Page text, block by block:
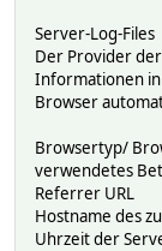
Server-Log-Files
Der Provider
Informationen in
Browser
Browsertyp/
verwendetes
Referrer URL
Hostname des
Uhrzeit der